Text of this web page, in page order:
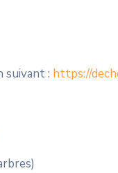
suivant : https://